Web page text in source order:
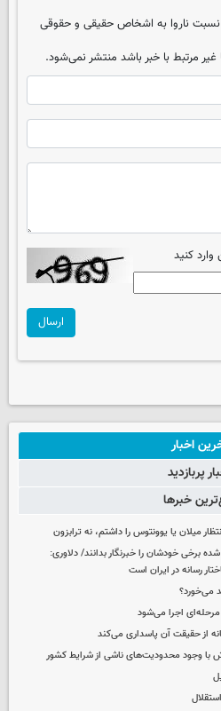
ناروا به اشخاص حقیقی و حقوقی
غیر مرتبط با خبر باشد منتشر نمی‌شود.
کنید
ارسال
اخبار
پربازدید
خبرها
میلان یا یوونتوس را داشتم، نه ترابزون
برخی خودشان را خبرنگار بدانند/ دلاوری:
رسانه در ایران است
می‌خورد؟
اجرا می‌شود
از حقیقت آن پاسداری می‌کند
وجود محدودیت‌های ناشی از شرایط کشور